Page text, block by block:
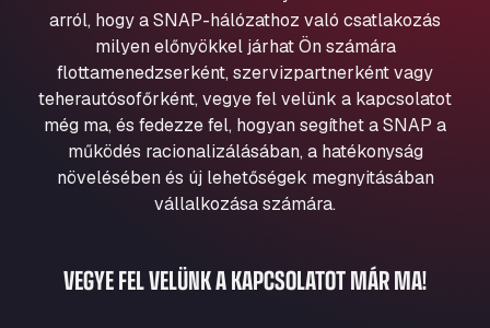
Aqua Ariva GmbH
Marie-Curie-Straße 24, 68219
Aral Autohof Bockel
An der Autobahn 1, 27404
ARAL Autohof Bockenem
Oppelner Str. 1, 31167
ARAL Autohof Merklingen
Schellweilerstraße 1, 66871
arról, hogy a SNAP-hálózathoz való csatlakozás
milyen előnyökkel járhat Ön számára
flottamenedzserként, szervizpartnerként vagy
teherautósofőrként, vegye fel velünk a kapcsolatot
még ma, és fedezze fel, hogyan segíthet a SNAP a
működés racionalizálásában, a hatékonyság
növelésében és új lehetőségek megnyitásában
vállalkozása számára.
VEGYE FEL VELÜNK A KAPCSOLATOT MÁR MA!